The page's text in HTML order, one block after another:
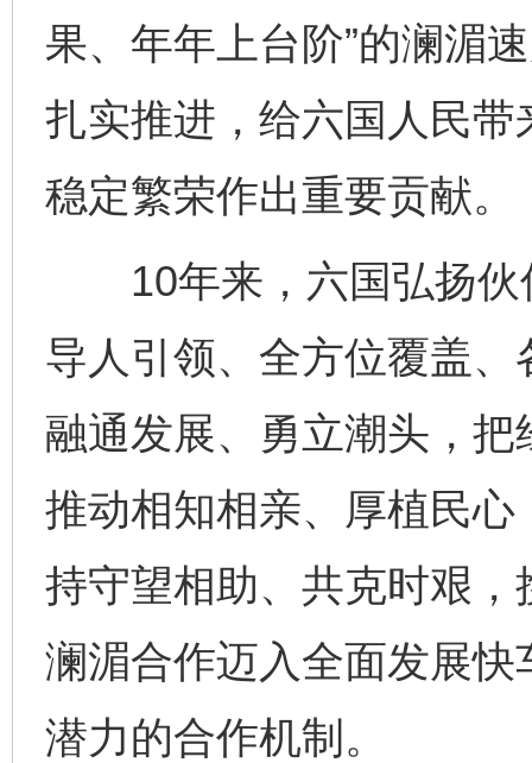
果、年年上台阶”的澜湄
扎实推进，给六国人民
稳定繁荣作出重要贡献。
10年来，六国弘扬伙
导人引领、全方位覆盖、
融通发展、勇立潮头，
推动相知相亲、厚植民
持守望相助、共克时艰
澜湄合作迈入全面发展
潜力的合作机制。